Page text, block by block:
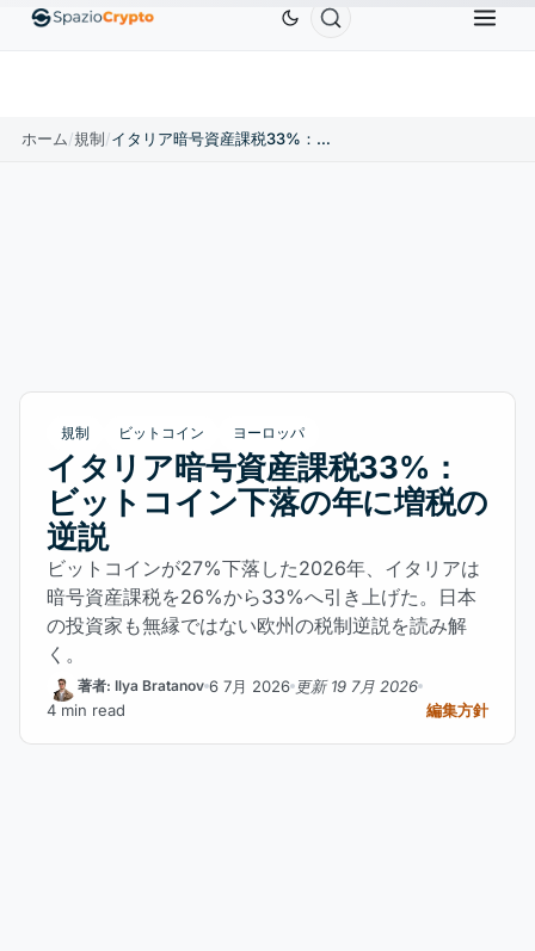
EthereumETH$1,880.58 Tether USDT$0.9991 BNBBNB
ホーム/規制/ イタリア暗号資産課税33%：ビットコイン下落の年に増税の逆説
規制 ビットコイン ヨーロッパ
イタリア暗号資産課税33%：
ビットコイン下落の年に増税の
逆説
ビットコインが27%下落した2026年、イタリアは
暗号資産課税を26%から33%へ引き上げた。日本
の投資家も無縁ではない欧州の税制逆説を読み解
く。
著者: Ilya Bratanov 6 7月 2026 更新 19 7月 2026
4 min read
編集方針